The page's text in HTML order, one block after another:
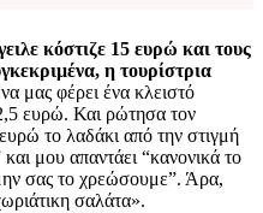
κόστιζε 15 ευρώ και τους
η τουρίστρια
μας φέρει ένα κλειστό
ευρώ. Και ρώτησα τον
το λαδάκι από την στιγμή
μου απαντάει “κανονικά το
σας το χρεώσουμε”. Άρα,
σαλάτα».